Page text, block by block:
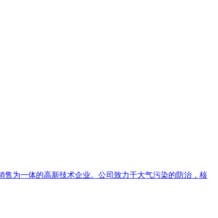
为一体的高新技术企业。公司致力于大气污染的防治，核